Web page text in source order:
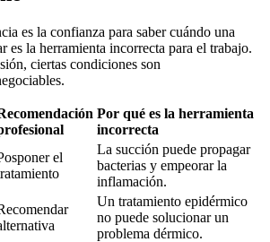
es la confianza para saber cuándo una
es la herramienta incorrecta para el trabajo.
ciertas condiciones son
Por qué es la herramienta
incorrecta
el
La succión puede propagar
bacterias y empeorar la
inflamación.
Un tratamiento epidérmico
no puede solucionar un
problema dérmico.